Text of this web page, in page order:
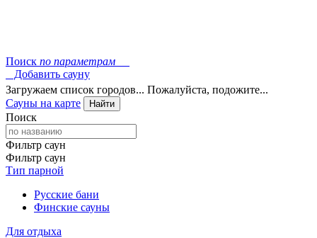
Поиск по параметрам
Добавить сауну
Загружаем список городов... Пожалуйста, подожите...
Сауны на карте
Найти
Поиск
Фильтр саун
Фильтр саун
Тип парной
Русские бани
Финские сауны
Для отдыха